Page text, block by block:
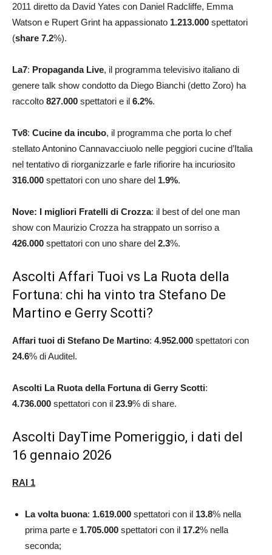
2011 diretto da David Yates con Daniel Radcliffe, Emma
Watson e Rupert Grint ha appassionato 1.213.000 spettatori
(share 7.2%).
La7: Propaganda Live, il programma televisivo italiano di
genere talk show condotto da Diego Bianchi (detto Zoro) ha
raccolto 827.000 spettatori e il 6.2%.
Tv8: Cucine da incubo, il programma che porta lo chef
stellato Antonino Cannavacciuolo nelle peggiori cucine d’Italia
nel tentativo di riorganizzarle e farle rifiorire ha incuriosito
316.000 spettatori con uno share del 1.9%.
Nove: I migliori Fratelli di Crozza: il best of del one man
show con Maurizio Crozza ha strappato un sorriso a
426.000 spettatori con uno share del 2.3%.
Ascolti Affari Tuoi vs La Ruota della
Fortuna: chi ha vinto tra Stefano De
Martino e Gerry Scotti?
Affari tuoi di Stefano De Martino: 4.952.000 spettatori con
24.6% di Auditel.
Ascolti La Ruota della Fortuna di Gerry Scotti:
4.736.000 spettatori con il 23.9% di share.
Ascolti DayTime Pomeriggio, i dati del
16 gennaio 2026
RAI 1
La volta buona: 1.619.000 spettatori con il 13.8% nella
prima parte e 1.705.000 spettatori con il 17.2% nella
seconda;